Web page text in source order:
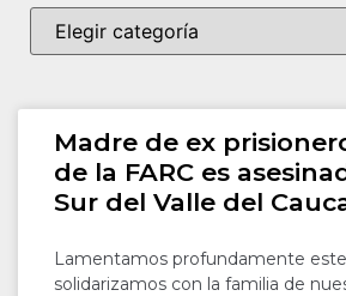
Madre de ex
de la FARC es
Sur del Valle del
Lamentamos profundamente
solidarizamos con la familia de